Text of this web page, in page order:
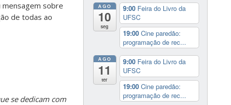
mensagem sobre
de todas ao
se dedicam com
AGO
10
seg
9:00 Feira do Livro da
UFSC
19:00 Cine paredão:
programação de rec...
AGO
11
ter
9:00 Feira do Livro da
UFSC
19:00 Cine paredão:
programação de rec...